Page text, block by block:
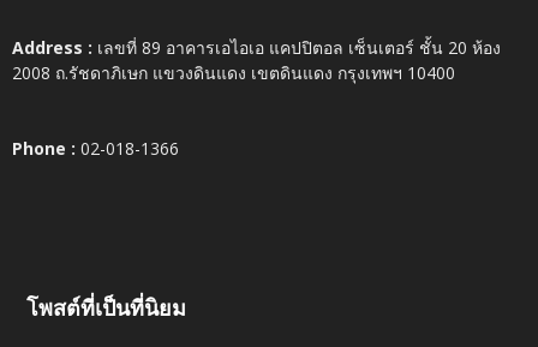
Address : เลขที่ 89 อาคารเอไอเอ แคปปิตอล เซ็นเตอร์ ชั้น 20 ห้อง
2008 ถ.รัชดาภิเษก แขวงดินแดง เขตดินแดง กรุงเทพฯ 10400
Phone : 02-018-1366
โพสต์ที่เป็นที่นิยม